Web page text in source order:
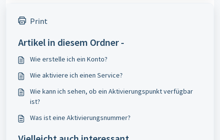
Print
Artikel in diesem Ordner -
Wie erstelle ich ein Konto?
Wie aktiviere ich einen Service?
Wie kann ich sehen, ob ein Aktivierungspunkt verfügbar
ist?
Was ist eine Aktivierungsnummer?